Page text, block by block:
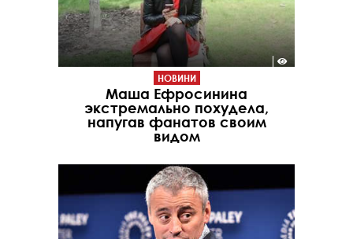
НОВИНИ
Маша Ефросинина
экстремально похудела,
напугав фанатов своим
видом